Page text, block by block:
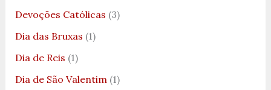
Devoções Católicas (3)
Dia das Bruxas (1)
Dia de Reis (1)
Dia de São Valentim(1)